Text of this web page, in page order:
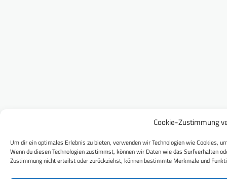
Cookie-Zustimmung
Um dir ein optimales Erlebnis zu bieten, verwenden wir Technologien wie Cookies,
Wenn du diesen Technologien zustimmst, können wir Daten wie das Surfverhalten
Zustimmung nicht erteilst oder zurückziehst, können bestimmte Merkmale und